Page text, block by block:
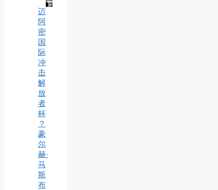
迈
阿
密
国
际
冲
击
解
放
者
杯
？
豪
尔
赫·
马
斯
布